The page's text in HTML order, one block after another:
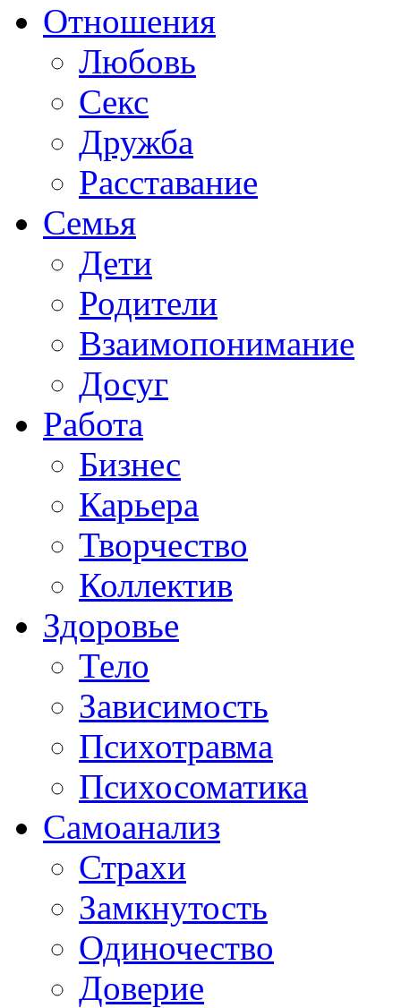
Отношения
Любовь
Секс
Дружба
Расставание
Семья
Дети
Родители
Взаимопонимание
Досуг
Работа
Бизнес
Карьера
Творчество
Коллектив
Здоровье
Тело
Зависимость
Психотравма
Психосоматика
Самоанализ
Страхи
Замкнутость
Одиночество
Доверие